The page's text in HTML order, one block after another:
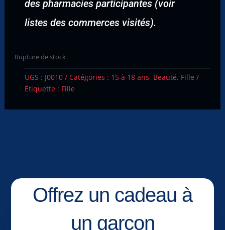
des pharmacies participantes (voir
listes des commerces visités).
Rupture de stock
UGS : J0010 Catégories : 15 à 18 ans, Beauté, Fille
Étiquette : Fille
Offrez un cadeau à
un garçon